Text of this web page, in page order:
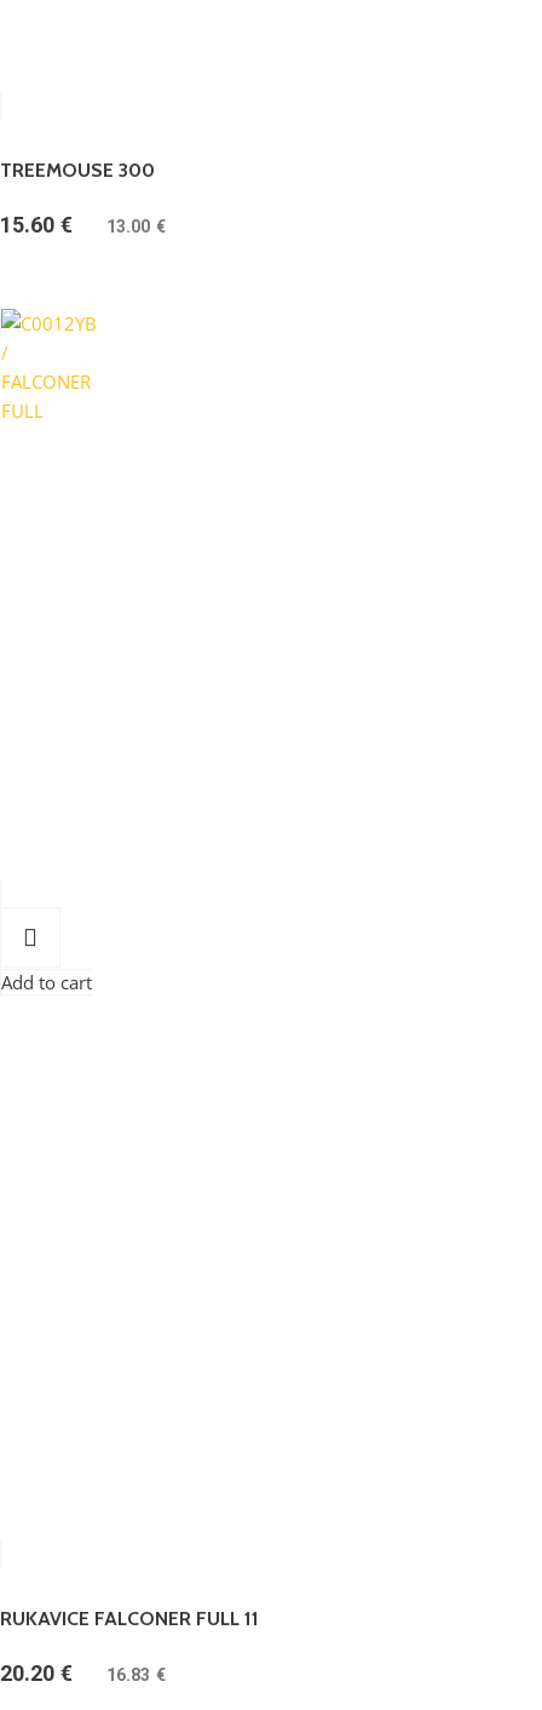
TREEMOUSE 300
15.60 € 13.00 €
Add to cart
RUKAVICE FALCONER FULL 11
20.20 € 16.83 €